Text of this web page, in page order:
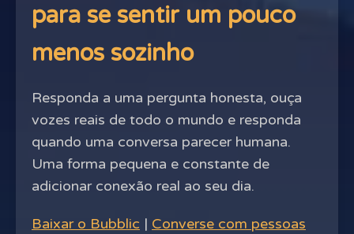
para se sentir um pouco
menos sozinho
Responda a uma pergunta honesta, ouça
vozes reais de todo o mundo e responda
quando uma conversa parecer humana.
Uma forma pequena e constante de
adicionar conexão real ao seu dia.
Baixar o Bubblic | Converse com pessoas